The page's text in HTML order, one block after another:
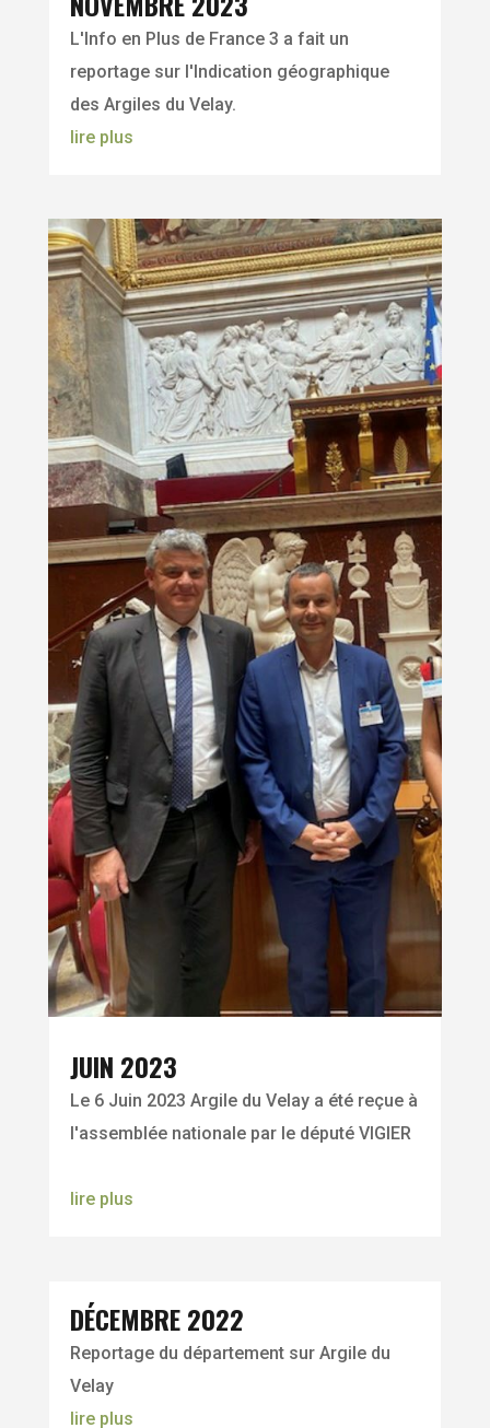
L'Info en Plus de France 3 a fait un
reportage sur l'Indication géographique
des Argiles du Velay.
lire plus
JUIN 2023
Le 6 Juin 2023 Argile du Velay a été reçue à
l'assemblée nationale par le député VIGIER
lire plus
DÉCEMBRE 2022
Reportage du département sur Argile du
Velay
lire plus